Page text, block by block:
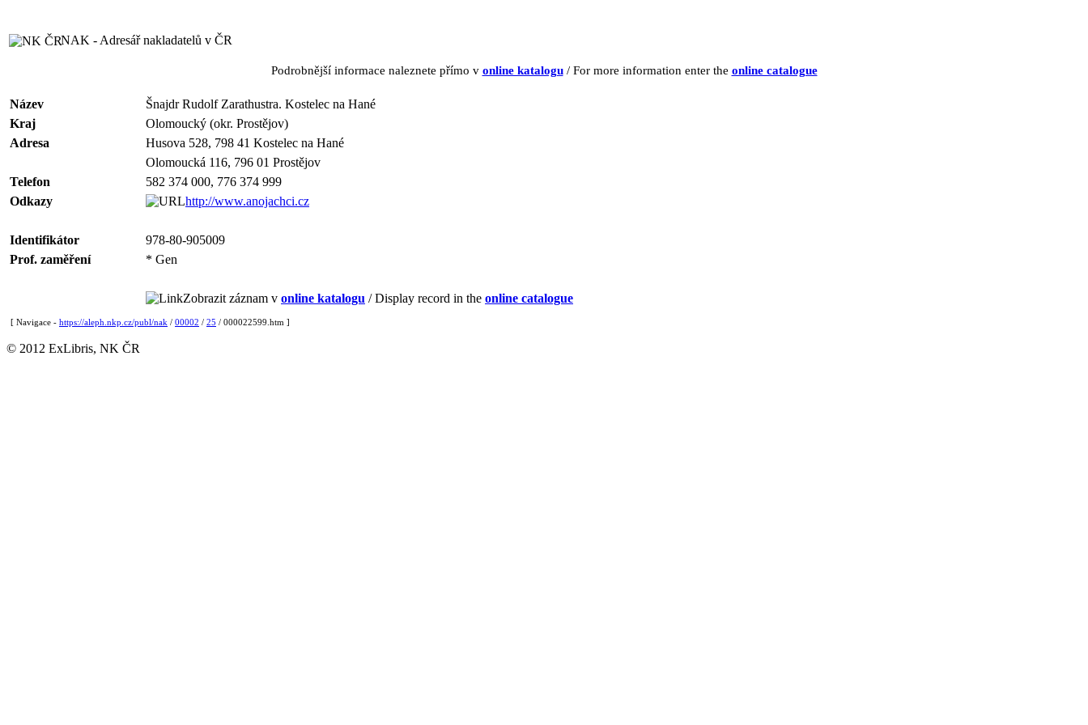
NAK - Adresář nakladatelů v ČR
Podrobnější informace naleznete přímo v online katalogu/ For more information enter the online catalogue
Název
Šnajdr Rudolf Zarathustra. Kostelec na Hané
Kraj
Olomoucký (okr. Prostějov)
Adresa
Husova 528, 798 41 Kostelec na Hané
Olomoucká 116, 796 01 Prostějov
Telefon
582 374 000, 776 374 999
Odkazy
http://www.anojachci.cz
Identifikátor
978-80-905009
Prof. zaměření
* Gen
Zobrazit záznam v online katalogu / Display record in the online catalogue
[ Navigace - https://aleph.nkp.cz/publ/nak / 00002 / 25 / 000022599.htm ]
© 2012 ExLibris, NK ČR